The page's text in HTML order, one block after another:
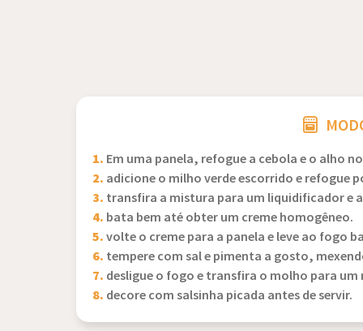
1. Em uma panela, refogue a cebola e o alho
2. adicione o milho verde escorrido e refogue
3. transfira a mistura para um liquidificador e
4. bata bem até obter um creme homogêneo.
5.volte o creme para a panela e leve ao fogo
6. tempere com sal e pimenta a gosto,
7. desligue o fogo e transfira o molho para um
8. decore com salsinha picada antes de servir.